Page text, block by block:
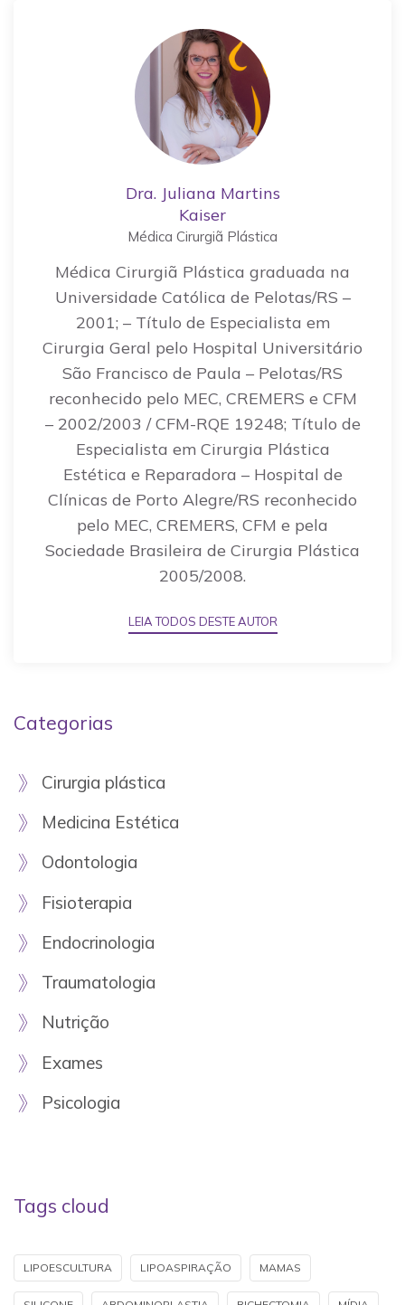
Dra. Juliana Martins
Kaiser
Médica Cirurgiã Plástica
Médica Cirurgiã Plástica graduada na
Universidade Católica de Pelotas/RS –
2001; – Título de Especialista em
Cirurgia Geral pelo Hospital Universitário
São Francisco de Paula – Pelotas/RS
reconhecido pelo MEC, CREMERS e CFM
– 2002/2003 / CFM-RQE 19248; Título de
Especialista em Cirurgia Plástica
Estética e Reparadora – Hospital de
Clínicas de Porto Alegre/RS reconhecido
pelo MEC, CREMERS, CFM e pela
Sociedade Brasileira de Cirurgia Plástica
2005/2008.
LEIA TODOS DESTE AUTOR
Categorias
Cirurgia plástica
Medicina Estética
Odontologia
Fisioterapia
Endocrinologia
Traumatologia
Nutrição
Exames
Psicologia
Tags cloud
LIPOESCULTURA LIPOASPIRAÇÃO MAMAS